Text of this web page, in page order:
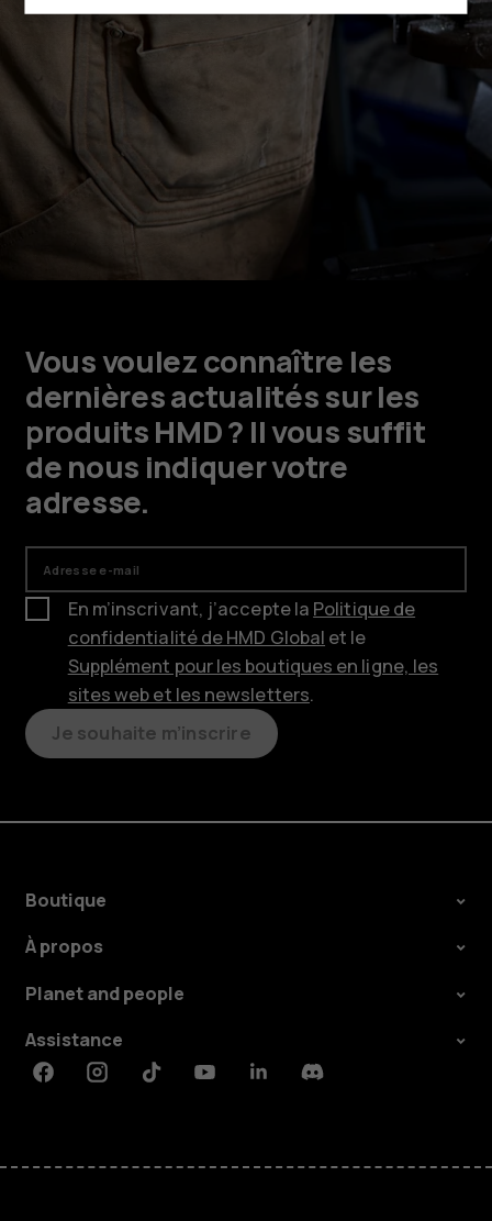
Vous voulez connaître les
dernières actualités sur les
produits HMD ? Il vous suffit
de nous indiquer votre
adresse.
Adresse e-mail
En m’inscrivant, j’accepte la Politique de
confidentialité de HMD Global et le
Supplément pour les boutiques en ligne, les
sites web et les newsletters.
Je souhaite m’inscrire
Boutique
À propos
Planet and people
Assistance
FacebookInstagramTiktokYoutubeLinkedinDiscord